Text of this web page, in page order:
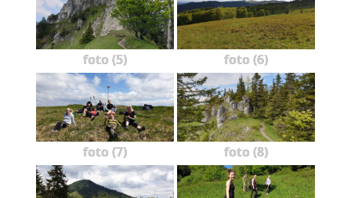
foto (5) foto (6)
foto (7) foto (8)